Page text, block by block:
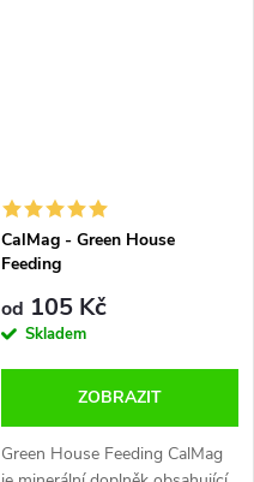
CalMag - Green House
Feeding
od 105 Kč
Skladem
ZOBRAZIT
Green House Feeding CalMag